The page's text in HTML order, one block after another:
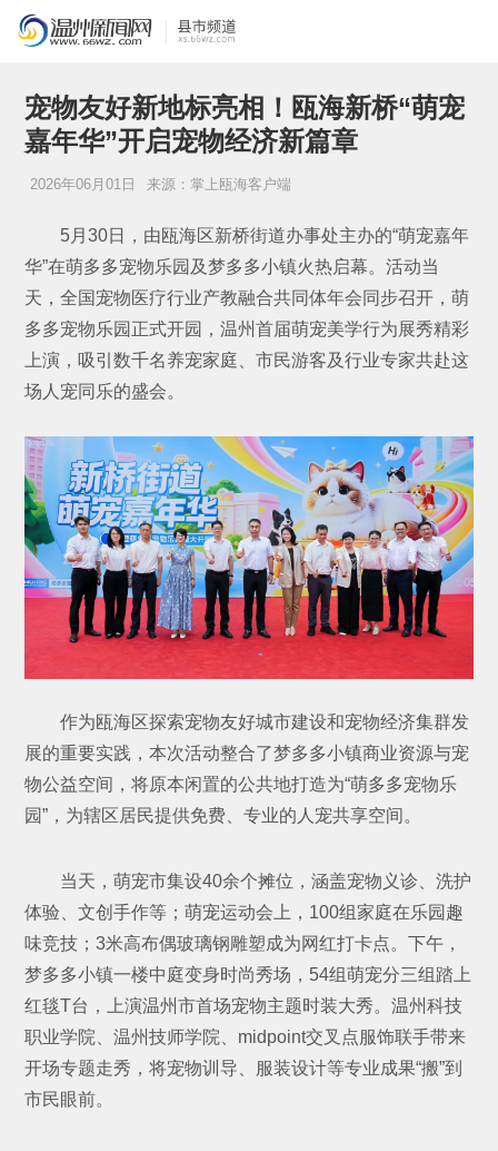
宠物友好新地标亮相！瓯海新桥“萌宠
嘉年华”开启宠物经济新篇章
2026年06月01日 来源：掌上瓯海客户端
5月30日，由瓯海区新桥街道办事处主办的“萌宠嘉年
华”在萌多多宠物乐园及梦多多小镇火热启幕。活动当
天，全国宠物医疗行业产教融合共同体年会同步召开，萌
多多宠物乐园正式开园，温州首届萌宠美学行为展秀精彩
上演，吸引数千名养宠家庭、市民游客及行业专家共赴这
场人宠同乐的盛会。
作为瓯海区探索宠物友好城市建设和宠物经济集群发
展的重要实践，本次活动整合了梦多多小镇商业资源与宠
物公益空间，将原本闲置的公共地打造为“萌多多宠物乐
园”，为辖区居民提供免费、专业的人宠共享空间。
当天，萌宠市集设40余个摊位，涵盖宠物义诊、洗护
体验、文创手作等；萌宠运动会上，100组家庭在乐园趣
味竞技；3米高布偶玻璃钢雕塑成为网红打卡点。下午，
梦多多小镇一楼中庭变身时尚秀场，54组萌宠分三组踏上
红毯T台，上演温州市首场宠物主题时装大秀。温州科技
职业学院、温州技师学院、midpoint交叉点服饰联手带来
开场专题走秀，将宠物训导、服装设计等专业成果“搬”到
市民眼前。